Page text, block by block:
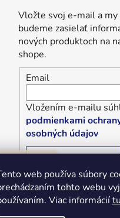
web používa súbory
tohto webu
Viac informáciítu
sa!
Vložte svoj e-mail a my
budeme zasielať
nových produktoch na
shope.
Email
Vložením e-mailu
podmienkami
osobných údajov